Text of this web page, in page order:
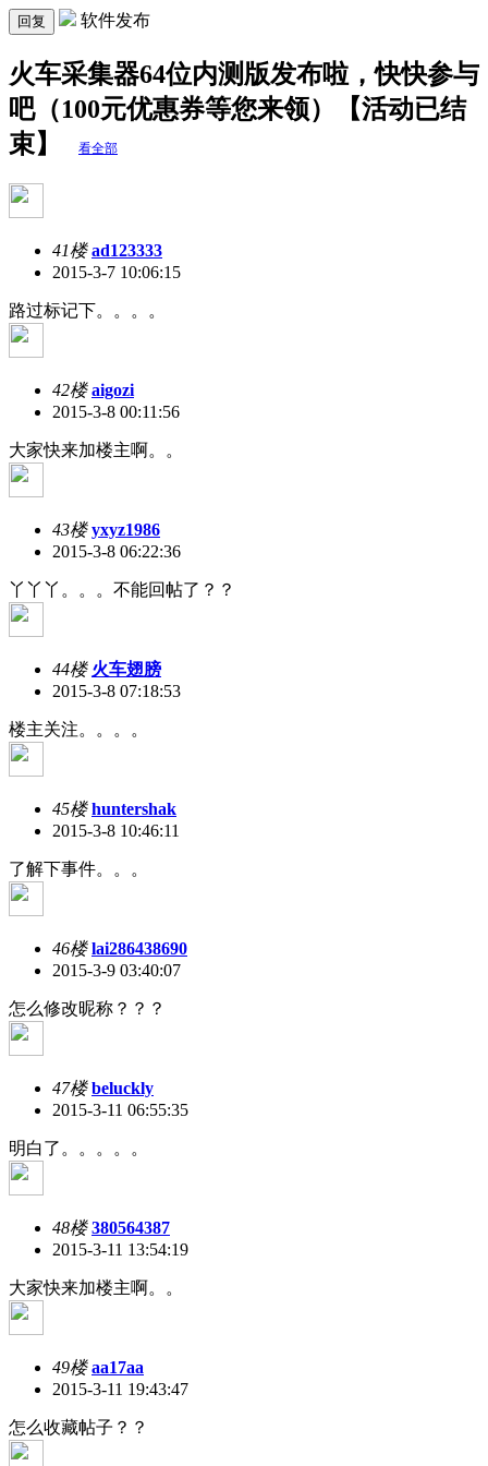
回复 软件发布
火车采集器64位内测版发布啦，快快参与
吧（100元优惠券等您来领）【活动已结
束】
看全部
41楼 ad123333
2015-3-7 10:06:15
路过标记下。。。。
42楼 aigozi
2015-3-8 00:11:56
大家快来加楼主啊。。
43楼 yxyz1986
2015-3-8 06:22:36
丫丫丫。。。不能回帖了？？
44楼 火车翅膀
2015-3-8 07:18:53
楼主关注。。。。
45楼 huntershak
2015-3-8 10:46:11
了解下事件。。。
46楼 lai286438690
2015-3-9 03:40:07
怎么修改昵称？？？
47楼 beluckly
2015-3-11 06:55:35
明白了。。。。。
48楼 380564387
2015-3-11 13:54:19
大家快来加楼主啊。。
49楼 aa17aa
2015-3-11 19:43:47
怎么收藏帖子？？